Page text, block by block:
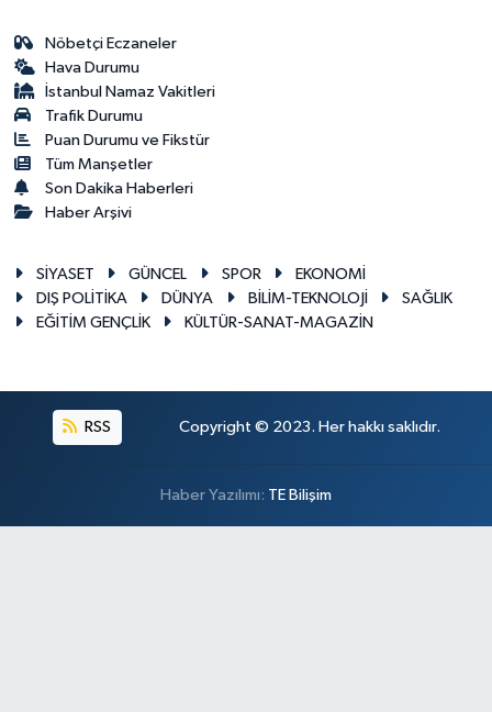
Nöbetçi Eczaneler
Hava Durumu
İstanbul Namaz Vakitleri
Trafik Durumu
Puan Durumu ve Fikstür
Tüm Manşetler
Son Dakika Haberleri
Haber Arşivi
SİYASET GÜNCEL SPOR
EKONOMİ
DIŞ POLİTİKA
DÜNYA BİLİM-TEKNOLOJİ
SAĞLIK
EĞİTİM GENÇLİK
KÜLTÜR-SANAT-MAGAZİN
RSS Copyright © 2023. Her hakkı saklıdır.
Haber Yazılımı: TE Bilişim